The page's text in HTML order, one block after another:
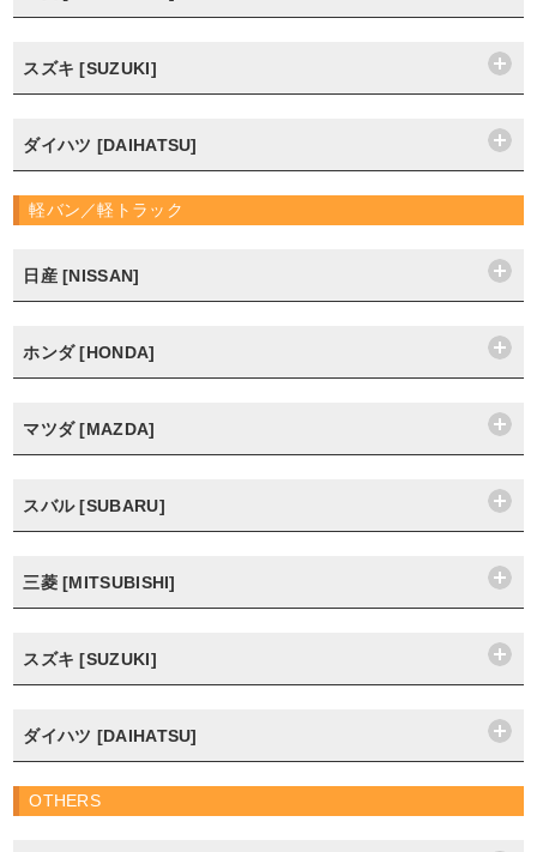
スズキ [SUZUKI]
ダイハツ [DAIHATSU]
軽バン／軽トラック
日産 [NISSAN]
ホンダ [HONDA]
マツダ [MAZDA]
スバル [SUBARU]
三菱 [MITSUBISHI]
スズキ [SUZUKI]
ダイハツ [DAIHATSU]
OTHERS